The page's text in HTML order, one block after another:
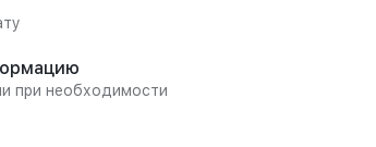
при необходимости